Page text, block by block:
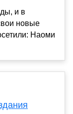
и в
новые
Наоми